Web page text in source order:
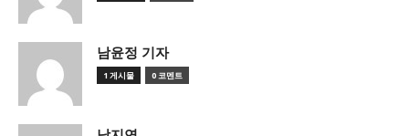
남윤정 기자
1 게시물 0 코멘트